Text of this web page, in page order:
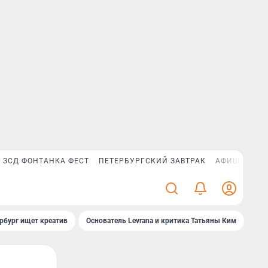
ЗСД ФОНТАНКА ФЕСТ ПЕТЕРБУРГСКИЙ ЗАВТРАК АФИША PLUS
ищет креатив Основатель Levrana и критика Татьяны Ким